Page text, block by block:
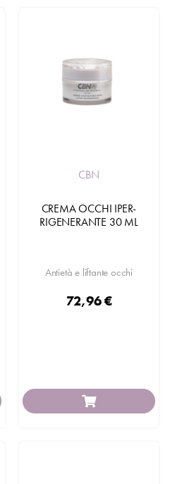
CBN
CREMA OCCHI IPER-
RIGENERANTE 30 ML
Antietà e liftante occhi
72,96 €